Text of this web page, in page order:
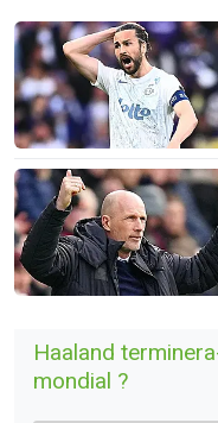
Haaland
mondial ?